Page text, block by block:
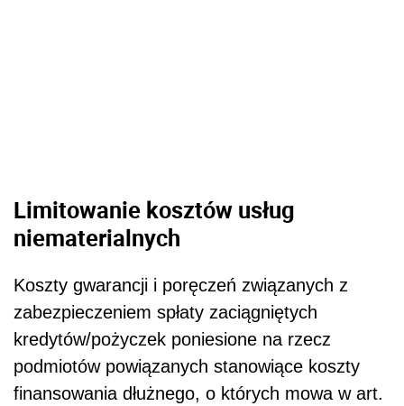
Limitowanie kosztów usług
niematerialnych
Koszty gwarancji i poręczeń związanych z
zabezpieczeniem spłaty zaciągniętych
kredytów/pożyczek poniesione na rzecz
podmiotów powiązanych stanowiące koszty
finansowania dłużnego, o których mowa w art.